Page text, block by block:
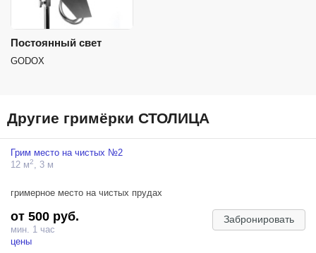
Постоянный свет
GODOX
Другие гримёрки СТОЛИЦА
Грим место на чистых №2
12 м2, 3 м
гримерное место на чистых прудах
от 500 руб.
мин. 1 час
цены
Забронировать